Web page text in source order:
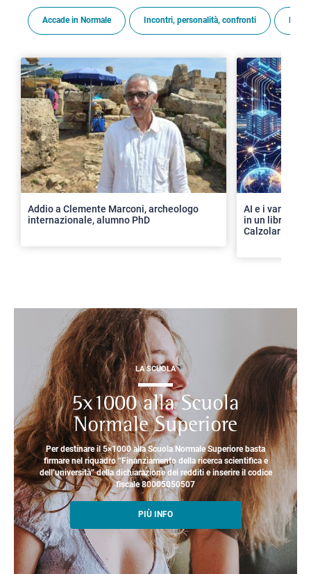
Accade in Normale Incontri, personalità, confronti
Addio a Clemente Marconi, archeologo
internazionale, alumno PhD
AI e i vantaggi
in un libro con
Calzolari
>
LA SCUOLA
5x1000 alla Scuola
Normale Superiore
Per destinare il 5×1000 alla Scuola Normale Superiore basta
firmare nel riquadro “Finanziamento della ricerca scientifica e
dell’università” della dichiarazione dei redditi e inserire il codice
fiscale 80005050507
PIÙ INFO